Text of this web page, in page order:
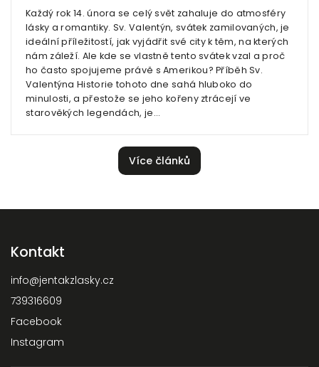
Každý rok 14. února se celý svět zahaluje do atmosféry
lásky a romantiky. Sv. Valentýn, svátek zamilovaných, je
ideální příležitostí, jak vyjádřit své city k těm, na kterých
nám záleží. Ale kde se vlastně tento svátek vzal a proč
ho často spojujeme právě s Amerikou? Příběh Sv.
Valentýna Historie tohoto dne sahá hluboko do
minulosti, a přestože se jeho kořeny ztrácejí ve
starověkých legendách, je...
Více článků
Kontakt
info@jentakzlasky.cz
739316609
Facebook
Instagram